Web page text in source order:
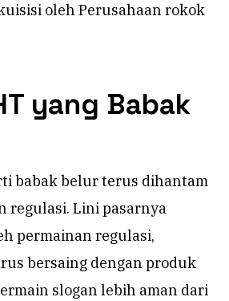
oleh Perusahaan rokok
yang Babak
babak belur terus dihantam
regulasi. Lini pasarnya
permainan regulasi,
bersaing dengan produk
slogan lebih aman dari